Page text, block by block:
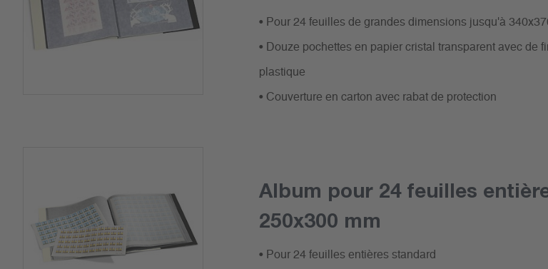
• Pour 24 feuilles de grandes dimensions jusqu'à
• Douze pochettes en papier cristal transparent avec de
plastique
• Couverture en carton avec rabat de protection
Album pour 24 feuilles
250x300 mm
• Pour 24 feuilles entières standard